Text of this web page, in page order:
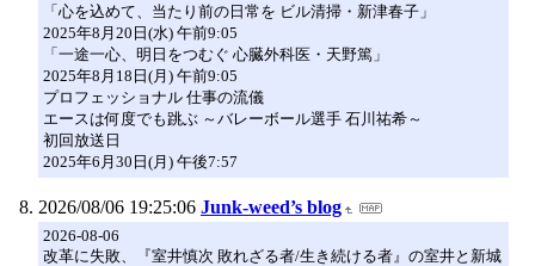
「心を込めて、当たり前の日常を ビル清掃・新津春子」
2025年8月20日(水) 午前9:05
「一途一心、明日をつむぐ 心臓外科医・天野篤」
2025年8月18日(月) 午前9:05
プロフェッショナル 仕事の流儀
エースは何度でも跳ぶ ～バレーボール選手 石川祐希～
初回放送日
2025年6月30日(月) 午後7:57
2026/08/06 19:25:06 Junk-weed’s blog
2026-08-06
改革に失敗、『室井慎次 敗れざる者/生き続ける者』の室井と新城